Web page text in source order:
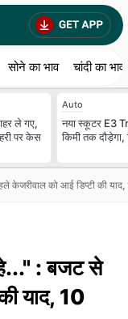
सोने का भाव चांदी का भाव
ले गए,
पर केस
Auto
नया स्कूटर E3
किमी तक
केजरीवाल को आई डिप्टी की याद,
: बजट से
याद, 10